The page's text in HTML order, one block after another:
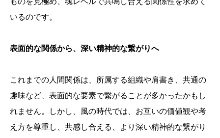
いるのです。
表面的な関係から、深い精神的な繋がりへ
これまでの人間関係は、所属する組織や肩書き、共通の
趣味など、表面的な要素で繋がることが多かったかもし
れません。しかし、風の時代では、お互いの価値観や考
え方を尊重し、共感し合える、より深い精神的な繋がり